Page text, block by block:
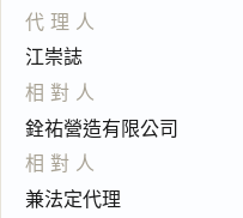
代理人
江崇誌
相對人
銓祐營造有限公司
相對人
兼法定代理